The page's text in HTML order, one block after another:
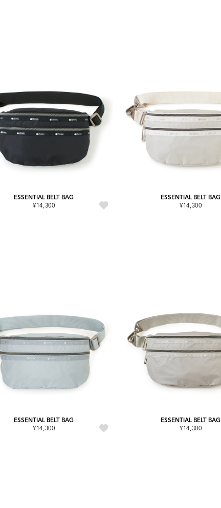
ESSENTIAL BELT BAG
¥14,300
ESSENTIAL BELT BAG
¥14,300
ESSENTIAL BELT BAG
¥14,300
ESSENTIAL BELT BAG
¥14,300